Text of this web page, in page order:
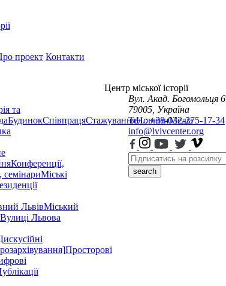
проект Контакти
та
БудинокСпівпрацяСтажуванняНовиниМедіа
Конференції,
Міські
ЛьвівМіський
Вулиці Львова
Просторові
Центр міської історії
Вул. Акад. Богомольця 6
79005, Україна
Тел.: +38-032-275-17-34
info@lvivcenter.org
search